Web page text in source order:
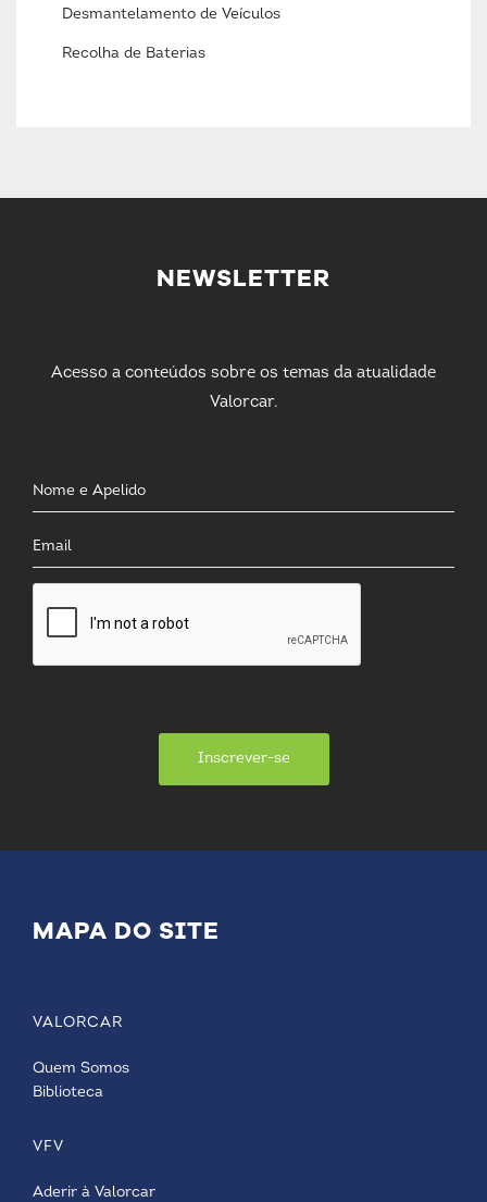
Desmantelamento de Veículos
Recolha de Baterias
NEWSLETTER
Acesso a conteúdos sobre os temas da atualidade
Valorcar.
Inscrever-se
MAPA DO SITE
VALORCAR
Quem Somos
Biblioteca
VFV
Aderir à Valorcar